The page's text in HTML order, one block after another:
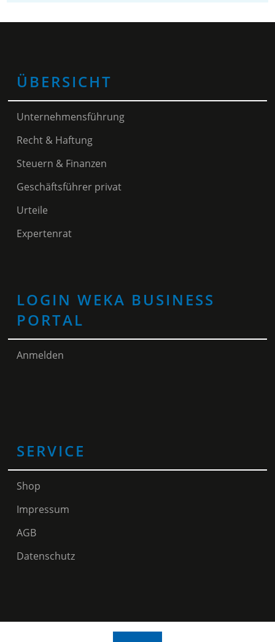
ÜBERSICHT
Unternehmensführung
Recht & Haftung
Steuern & Finanzen
Geschäftsführer privat
Urteile
Expertenrat
LOGIN WEKA BUSINESS
PORTAL
Anmelden
SERVICE
Shop
Impressum
AGB
Datenschutz